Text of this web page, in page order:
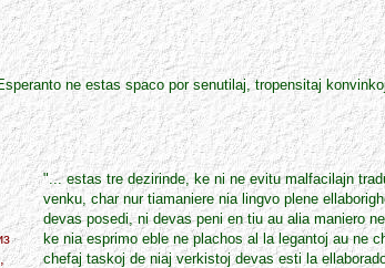
ne estas spaco por senutilaj, tropensitaj
"... estas tre dezirinde, ke ni ne evitu malfacilajn
venku, char nur tiamaniere nia lingvo plene
devas posedi, ni devas peni en tiu au alia maniero
ke nia esprimo eble ne plachos al la legantoj au ne
chefaj taskoj de niaj verkistoj devas esti la